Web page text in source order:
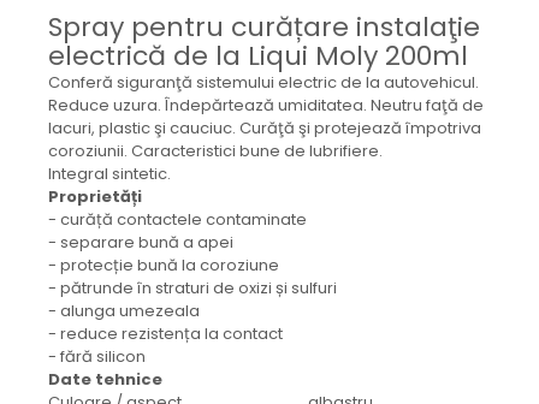
Mecanica
Electropompa si motoare
electrice
Burdufuri si cilindri hidraulici
Role, bucsi si bolturi
BEHRENS
Bolturi - role - bucse
Burdufe si cilindri
Mecanice
Electrice
Hidraulice
Motoare electrice si pompe
SÖRENSEN
Spray pentru curățare instalaţie
electrică de la Liqui Moly 200ml
Conferă siguranţă sistemului electric de la autovehicul.
Reduce uzura. Îndepărtează umiditatea. Neutru faţă de
lacuri, plastic şi cauciuc. Curăţă şi protejează împotriva
coroziunii. Caracteristici bune de lubrifiere.
Integral sintetic.
Proprietăți
- curăță contactele contaminate
- separare bună a apei
- protecție bună la coroziune
- pătrunde în straturi de oxizi și sulfuri
- alunga umezeala
- reduce rezistența la contact
- fără silicon
Date tehnice